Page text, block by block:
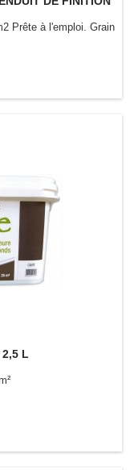
Prête à l'emploi. Grain
2,5 L